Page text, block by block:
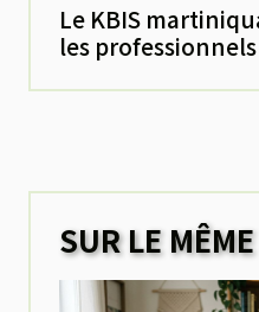
Le KBIS
les
SUR LE